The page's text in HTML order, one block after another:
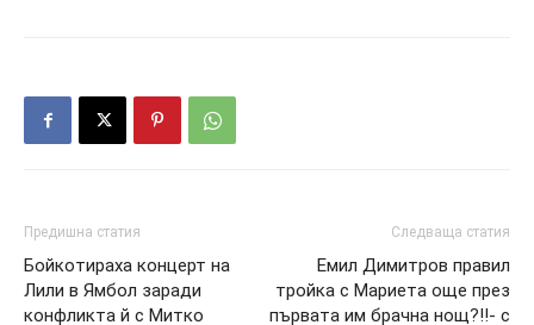
Предишна статия
Бойкотираха концерт на
Лили в Ямбол заради
конфликта й с Митко
Следваща статия
Емил Димитров правил
тройка с Мариета още през
първата им брачна нощ?!!- с